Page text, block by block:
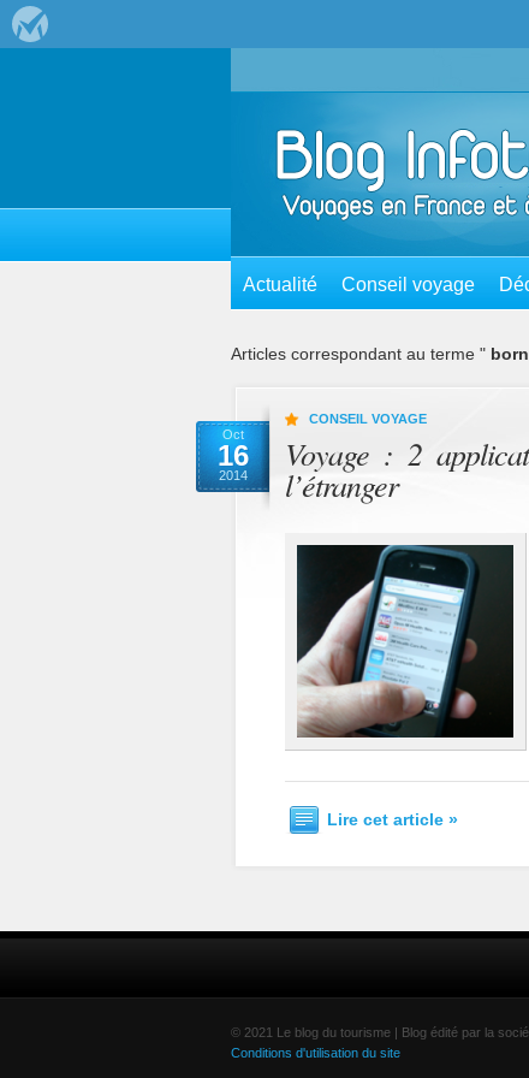
Actualité Conseil voyage
Articles correspondant au terme "
Oct
16
2014
CONSEIL VOYAGE
Voyage : 2
l’étranger
Lire cet article »
© 2021 Le blog du tourisme | Blog édité par la
Conditions d'utilisation du site